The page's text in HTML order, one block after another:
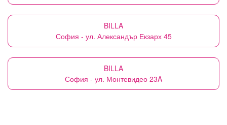
BILLA
София - ул. Александър Екзарх 45
BILLA
София - ул. Монтевидео 23A